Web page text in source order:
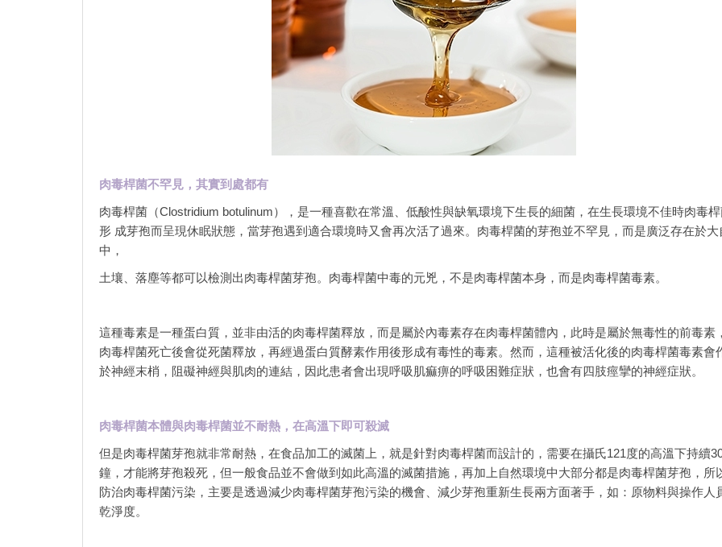
肉毒桿菌不罕見，其實到處都有
肉毒桿菌（Clostridium botulinum），是一種喜歡在常溫、低酸性與缺氧環境下生長的細菌，在生長環境不佳時肉毒
形 成芽孢而呈現休眠狀態，當芽孢遇到適合環境時又會再次活了過來。肉毒桿菌的芽孢並不罕見，而是廣泛存在於大
中，
土壤、落塵等都可以檢測出肉毒桿菌芽孢。肉毒桿菌中毒的元兇，不是肉毒桿菌本身，而是肉毒桿菌毒素。
這種毒素是一種蛋白質，並非由活的肉毒桿菌釋放，而是屬於內毒素存在肉毒桿菌體內，此時是屬於無毒性的前毒素
肉毒桿菌死亡後會從死菌釋放，再經過蛋白質酵素作用後形成有毒性的毒素。然而，這種被活化後的肉毒桿菌毒素會
於神經末梢，阻礙神經與肌肉的連結，因此患者會出現呼吸肌痲痹的呼吸困難症狀，也會有四肢痙攣的神經症狀。
肉毒桿菌本體與肉毒桿菌並不耐熱，在高溫下即可殺滅
但是肉毒桿菌芽孢就非常耐熱，在食品加工的滅菌上，就是針對肉毒桿菌而設計的，需要在攝氏121度的高溫下持續
鐘，才能將芽孢殺死，但一般食品並不會做到如此高溫的滅菌措施，再加上自然環境中大部分都是肉毒桿菌芽孢，所
防治肉毒桿菌污染，主要是透過減少肉毒桿菌芽孢污染的機會、減少芽孢重新生長兩方面著手，如：原物料與操作人
乾淨度。